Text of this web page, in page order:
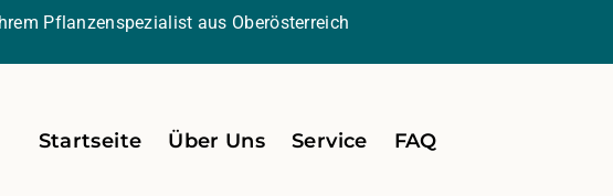
Pflanzenspezialist aus Oberösterreich
Startseite Über Uns Service FAQ